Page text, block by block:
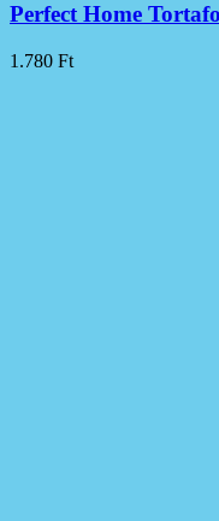
Perfect Home
1.780 Ft